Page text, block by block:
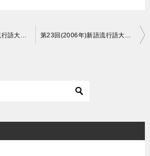
第25回(2008年)新語流行語大賞の詳細情報をまとめました 第23回(2006年)新語流行語大賞の詳細情報をまとめました